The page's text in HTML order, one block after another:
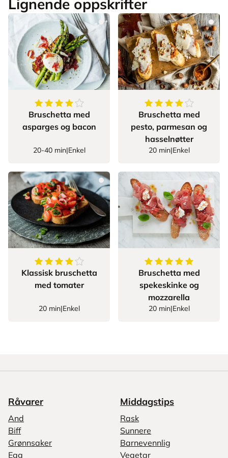
Lignende oppskrifter
4.25av 5stjerner
Bruschetta med
asparges og bacon
20-40 min|Enkel
4av5stjerner
Bruschetta med
pesto, parmesan og
hasselnøtter
20 min|Enkel
4av5stjerner
Klassisk bruschetta
med tomater
20 min|Enkel
5av5stjerner
Bruschetta med
spekeskinke og
mozzarella
20 min|Enkel
Råvarer
And
Biff
Grønnsaker
Egg
Middagstips
Rask
Sunnere
Barnevennlig
Vegetar